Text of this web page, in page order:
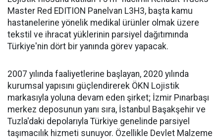
Master Red EDITION Panelvan L3H3, başta kamu
hastanelerine yönelik medikal ürünler olmak üzere
tekstil ve ihracat yüklerinin parsiyel dağıtımında
Türkiye'nin dört bir yanında görev yapacak.
2007 yılında faaliyetlerine başlayan, 2020 yılında
kurumsal yapısını güçlendirerek ÖKN Lojistik
markasıyla yoluna devam eden şirket; İzmir Pınarbaşı
merkez deposunun yanı sıra, İstanbul Başakşehir ve
Tuzla'daki depolarıyla Türkiye genelinde parsiyel
taşımacılık hizmeti sunuyor. Özellikle Devlet Malzeme